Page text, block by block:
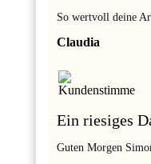
So wertvoll deine
Claudia
Ein riesiges
Guten Morgen